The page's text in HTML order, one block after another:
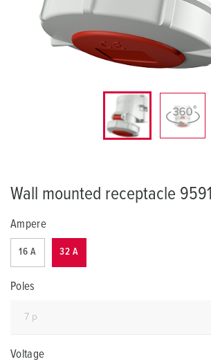
Wall mounted receptacle 9591
Ampere
16 A 32 A
Poles
Voltage